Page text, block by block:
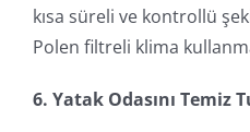
kısa süreli ve kontrollü
Polen filtreli klima
6. Yatak Odasını Temiz